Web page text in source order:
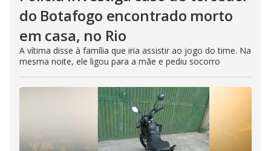
do Botafogo encontrado morto
em casa, no Rio
A vítima disse à família que iria assistir ao jogo do time. Na
mesma noite, ele ligou para a mãe e pediu socorro